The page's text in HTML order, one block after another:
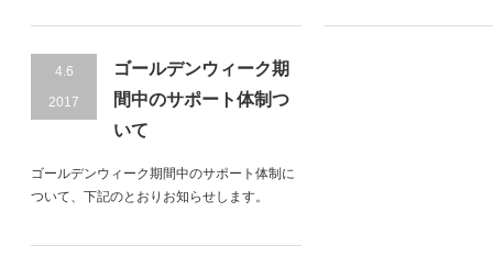
4.6
2017
ゴールデンウィーク期
間中のサポート体制つ
いて
ゴールデンウィーク期間中のサポート体制に
ついて、下記のとおりお知らせします。